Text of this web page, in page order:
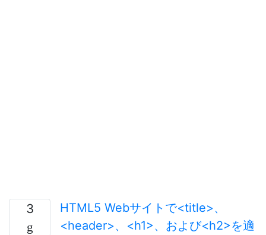
3
HTML5 Webサイトで<title>、
<header>、<h1>、および<h2>を適